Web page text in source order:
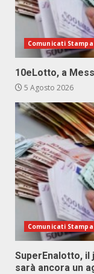
Comunicati Stampa
10eLotto, a
5 Agosto 2026
Comunicati Stampa
SuperEnalotto, il
sarà ancora un